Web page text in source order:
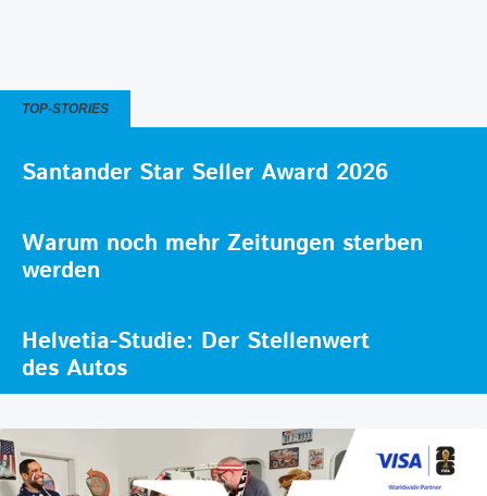
TOP-STORIES
Santander Star Seller Award 2026
Warum noch mehr Zeitungen sterben
werden
Helvetia-Studie: Der Stellenwert
des Autos